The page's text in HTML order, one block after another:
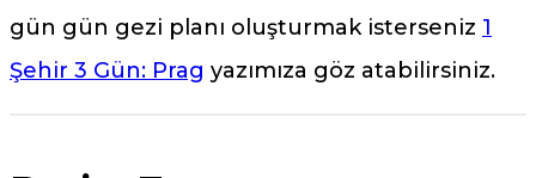
gün gün gezi planı oluşturmak isterseniz 1
Şehir 3 Gün: Prag yazımıza göz atabilirsiniz.